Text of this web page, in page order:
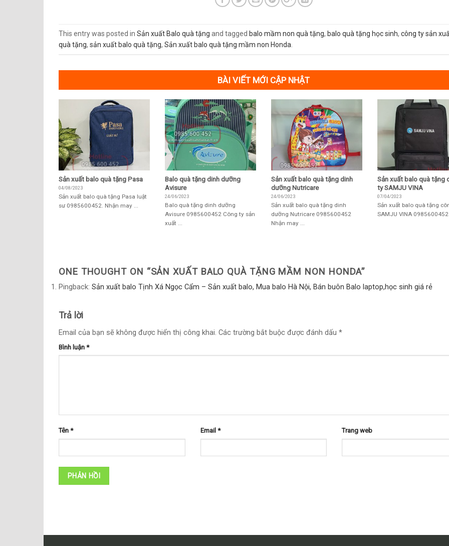
This entry was posted in Sản xuất Balo quà tặng and tagged balo mầm non quà tặng, balo quà tặng học sinh, công ty sản
quà tặng, sản xuất balo quà tặng, Sản xuất balo quà tặng mầm non Honda
BÀI VIẾT MỚI CẬP NHẬT
Sản xuất balo quà tặng Pasa
04/08/2023
Sản xuất balo quà tặng Pasa luật
sư 0985600452. Nhận may ...
Balo quà tặng dinh dưỡng
Avisure
24/06/2023
Balo quà tặng dinh dưỡng
Avisure 0985600452 Công ty sản
xuất ...
Sản xuất balo quà tặng dinh
dưỡng Nutricare
24/06/2023
Sản xuất balo quà tặng dinh
dưỡng Nutricare 0985600452
Nhận may ...
Sản xuất balo quà tặng
ty SAMJU VINA
07/04/2023
Sản xuất balo quà tặng
SAMJU VINA 0985600452
ONE THOUGHT ON “SẢN XUẤT BALO QUÀ TẶNG MẦM NON HONDA”
Pingback: Sản xuất balo Tịnh Xá Ngọc Cẩm – Sản xuất balo, Mua balo Hà Nội, Bán buôn Balo laptop,học sinh giá rẻ
Trả lời
Email của bạn sẽ không được hiển thị công khai. Các trường bắt buộc được đánh dấu *
Bình luận *
Tên * Email * Trang web